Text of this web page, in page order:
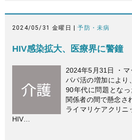
2024/05/31 金曜日 |予防・未病
HIV感染拡大、医療界に警鐘
2024年5月31日 ・マ
パパ活の増加により
90年代に問題とな
関係者の間で懸念さ
ライマリケアクリニ
HIV…